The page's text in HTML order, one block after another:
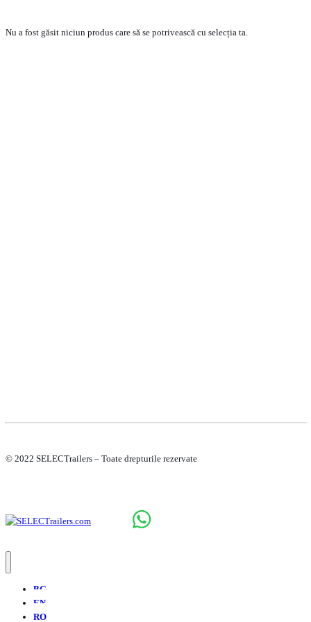
Nu a fost găsit niciun produs care să se potrivească cu selecția ta.
© 2022 SELECTrailers – Toate drepturile rezervate
BG
EN
RO